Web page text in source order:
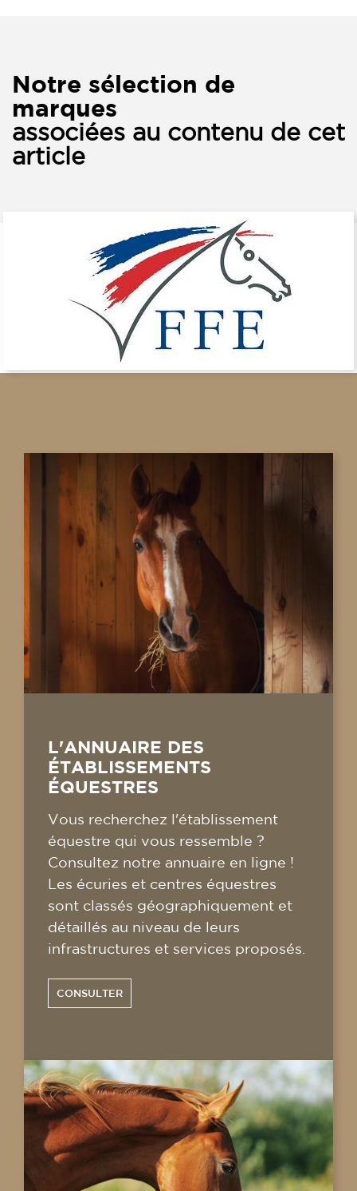
Notre sélection de
marques
associées au contenu de cet
article
L'ANNUAIRE DES
ÉTABLISSEMENTS
ÉQUESTRES
Vous recherchez l'établissement
équestre qui vous ressemble ?
Consultez notre annuaire en ligne !
Les écuries et centres équestres
sont classés géographiquement et
détaillés au niveau de leurs
infrastructures et services proposés.
CONSULTER